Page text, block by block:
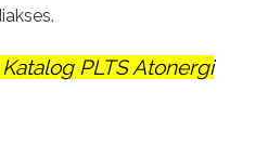
PLTS Atonergi